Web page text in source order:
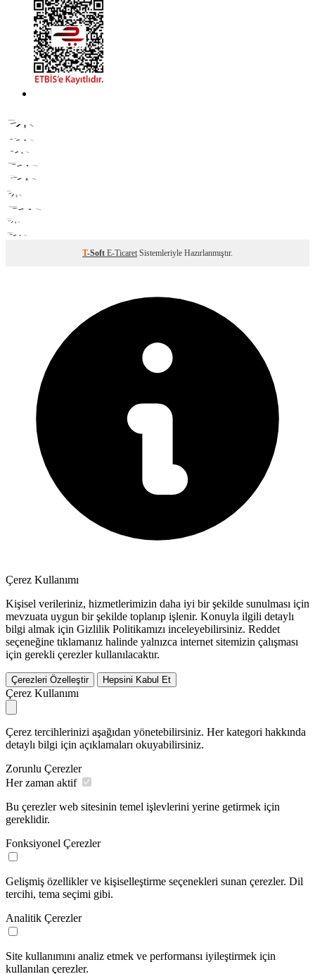
T-Soft E-Ticaret Sistemleriyle Hazırlanmıştır.
Çerez Kullanımı
Kişisel verileriniz, hizmetlerimizin daha iyi bir şekilde sunulması için
mevzuata uygun bir şekilde toplanıp işlenir. Konuyla ilgili detaylı
bilgi almak için Gizlilik Politikamızı inceleyebilirsiniz. Reddet
seçeneğine tıklamanız halinde yalnızca internet sitemizin çalışması
için gerekli çerezler kullanılacaktır.
Çerezleri Özelleştir Hepsini Kabul Et
Çerez Kullanımı
Çerez tercihlerinizi aşağıdan yönetebilirsiniz. Her kategori hakkında
detaylı bilgi için açıklamaları okuyabilirsiniz.
Zorunlu Çerezler
Her zaman aktif
Bu çerezler web sitesinin temel işlevlerini yerine getirmek için
gereklidir.
Fonksiyonel Çerezler
Gelişmiş özellikler ve kişiselleştirme seçenekleri sunan çerezler. Dil
tercihi, tema seçimi gibi.
Analitik Çerezler
Site kullanımını analiz etmek ve performansı iyileştirmek için
kullanılan çerezler.